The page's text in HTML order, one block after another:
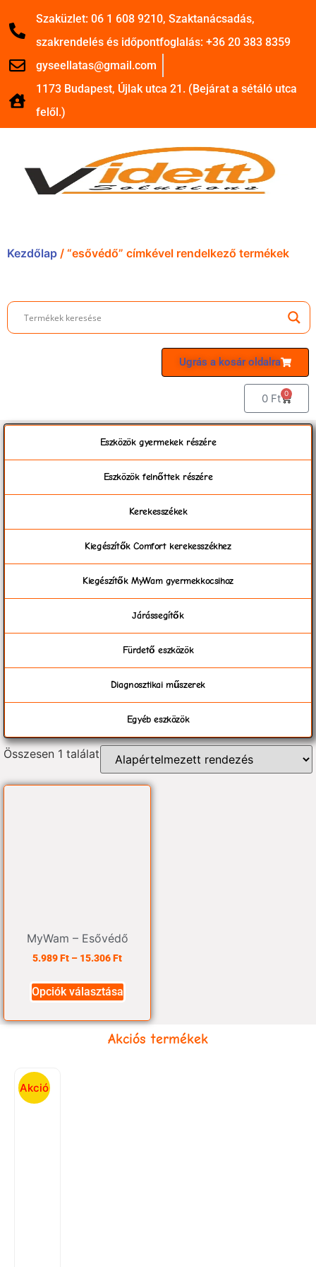
Szaküzlet: 06 1 608 9210, Szaktanácsadás,
szakrendelés és időpontfoglalás: +36 20 383 8359
gyseellatas@gmail.com
1173 Budapest, Újlak utca 21. (Bejárat a sétáló utca
felől.)
Kezdőlap / “esővédő” címkével rendelkező termékek
Ugrás a kosár oldalra
0 Ft 0
Eszközök gyermekek részére
Eszközök felnőttek részére
Kerekesszékek
Kiegészítők Comfort kerekesszékhez
Kiegészítők MyWam gyermekkocsihoz
Járássegítők
Fürdető eszközök
Diagnosztikai műszerek
Egyéb eszközök
Összesen 1 találat
MyWam – Esővédő
5.989Ft – 15.306Ft
Opciók választása
Akciós termékek
Akció